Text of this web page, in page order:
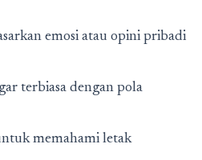
emosi atau opini pribadi
terbiasa dengan pola
memahami letak